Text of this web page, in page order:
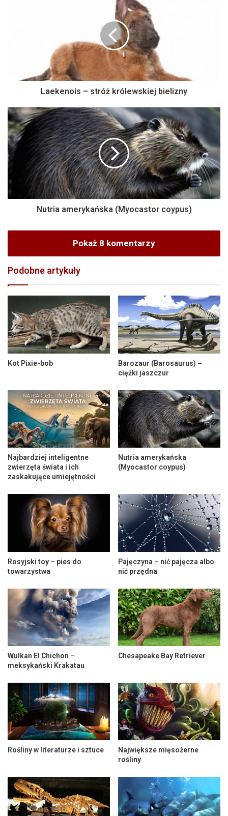
Laekenois – stróż królewskiej bielizny
Nutria amerykańska (Myocastor coypus)
Pokaż 8 komentarzy
Podobne artykuły
Kot Pixie-bob
Barozaur (Barosaurus) –
ciężki jaszczur
Najbardziej inteligentne
zwierzęta świata i ich
zaskakujące umiejętności
Nutria amerykańska
(Myocastor coypus)
Rosyjski toy – pies do
towarzystwa
Pajęczyna – nić pajęcza albo
nić przędna
Wulkan El Chichon –
meksykański Krakatau
Chesapeake Bay Retriever
Rośliny w literaturze i sztuce
Największe mięsożerne
rośliny